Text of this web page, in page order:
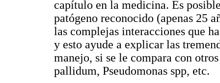
capítulo en la medicina. Es
patógeno reconocido (apenas 25
las complejas interacciones que
y esto ayude a explicar las
manejo, si se le compara con
pallidum, Pseudomonas spp, etc.